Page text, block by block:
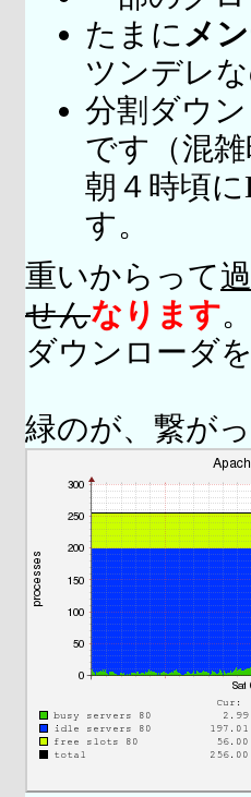
たまに メ
ツンデレ
分割ダウ
です（混雑
朝４時頃
す。
重いからって
せんなります
ダウンローダ
緑のが、繋がっ